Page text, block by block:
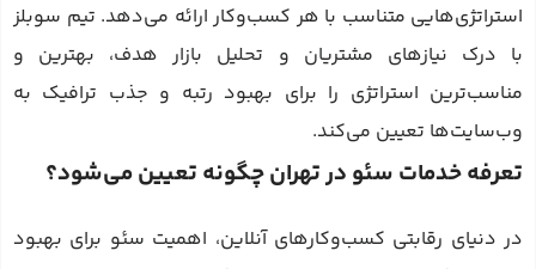
استراتژی‌هایی متناسب با هر کسب‌وکار ارائه می‌دهد. تیم سوبلز
با درک نیازهای مشتریان و تحلیل بازار هدف، بهترین و
مناسب‌ترین استراتژی را برای بهبود رتبه و جذب ترافیک به
وب‌سایت‌ها تعیین می‌کند.
تعرفه خدمات سئو در تهران چگونه تعیین می‌شود؟
در دنیای رقابتی کسب‌وکارهای آنلاین، اهمیت سئو برای بهبود